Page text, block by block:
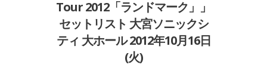
Tour 2012「ランドマーク」」
セットリスト 大宮ソニックシ
ティ 大ホール 2012年10月16日
(火)